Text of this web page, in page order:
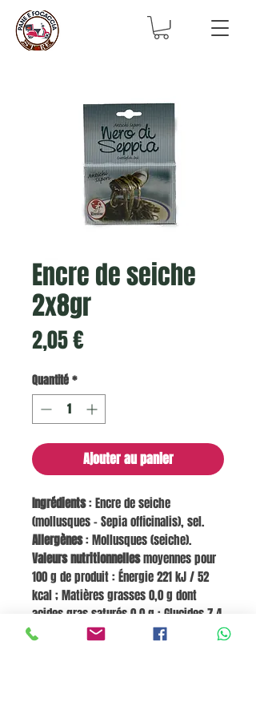
Encre de seiche
2x8gr
2,05 €Prix
Quantité*
Ajouter au panier
Ingrédients: Encre de seiche
(mollusques - Sepia officinalis), sel.
Allergènes: Mollusques (seiche).
Valeurs nutritionnellesmoyennes pour
100 g de produit : Énergie 221 kJ / 52
kcal ; Matières grasses 0,0 g dont
acides gras saturés 0,0 g ; Glucides 7,4
g dont sucres <0,1 g ; Fibres 3,0 g ;